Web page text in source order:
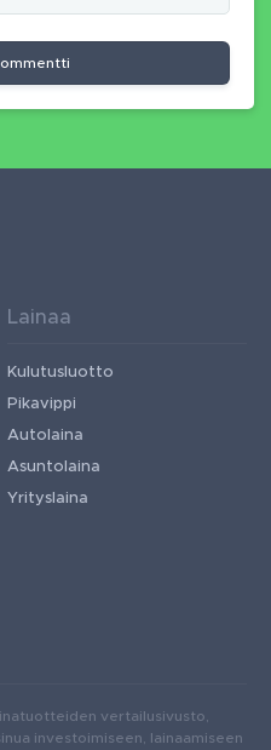
Lainaa
Kulutusluotto
Pikavippi
Autolaina
Asuntolaina
Yrityslaina
vertailusivusto,
investoimiseen, lainaamiseen